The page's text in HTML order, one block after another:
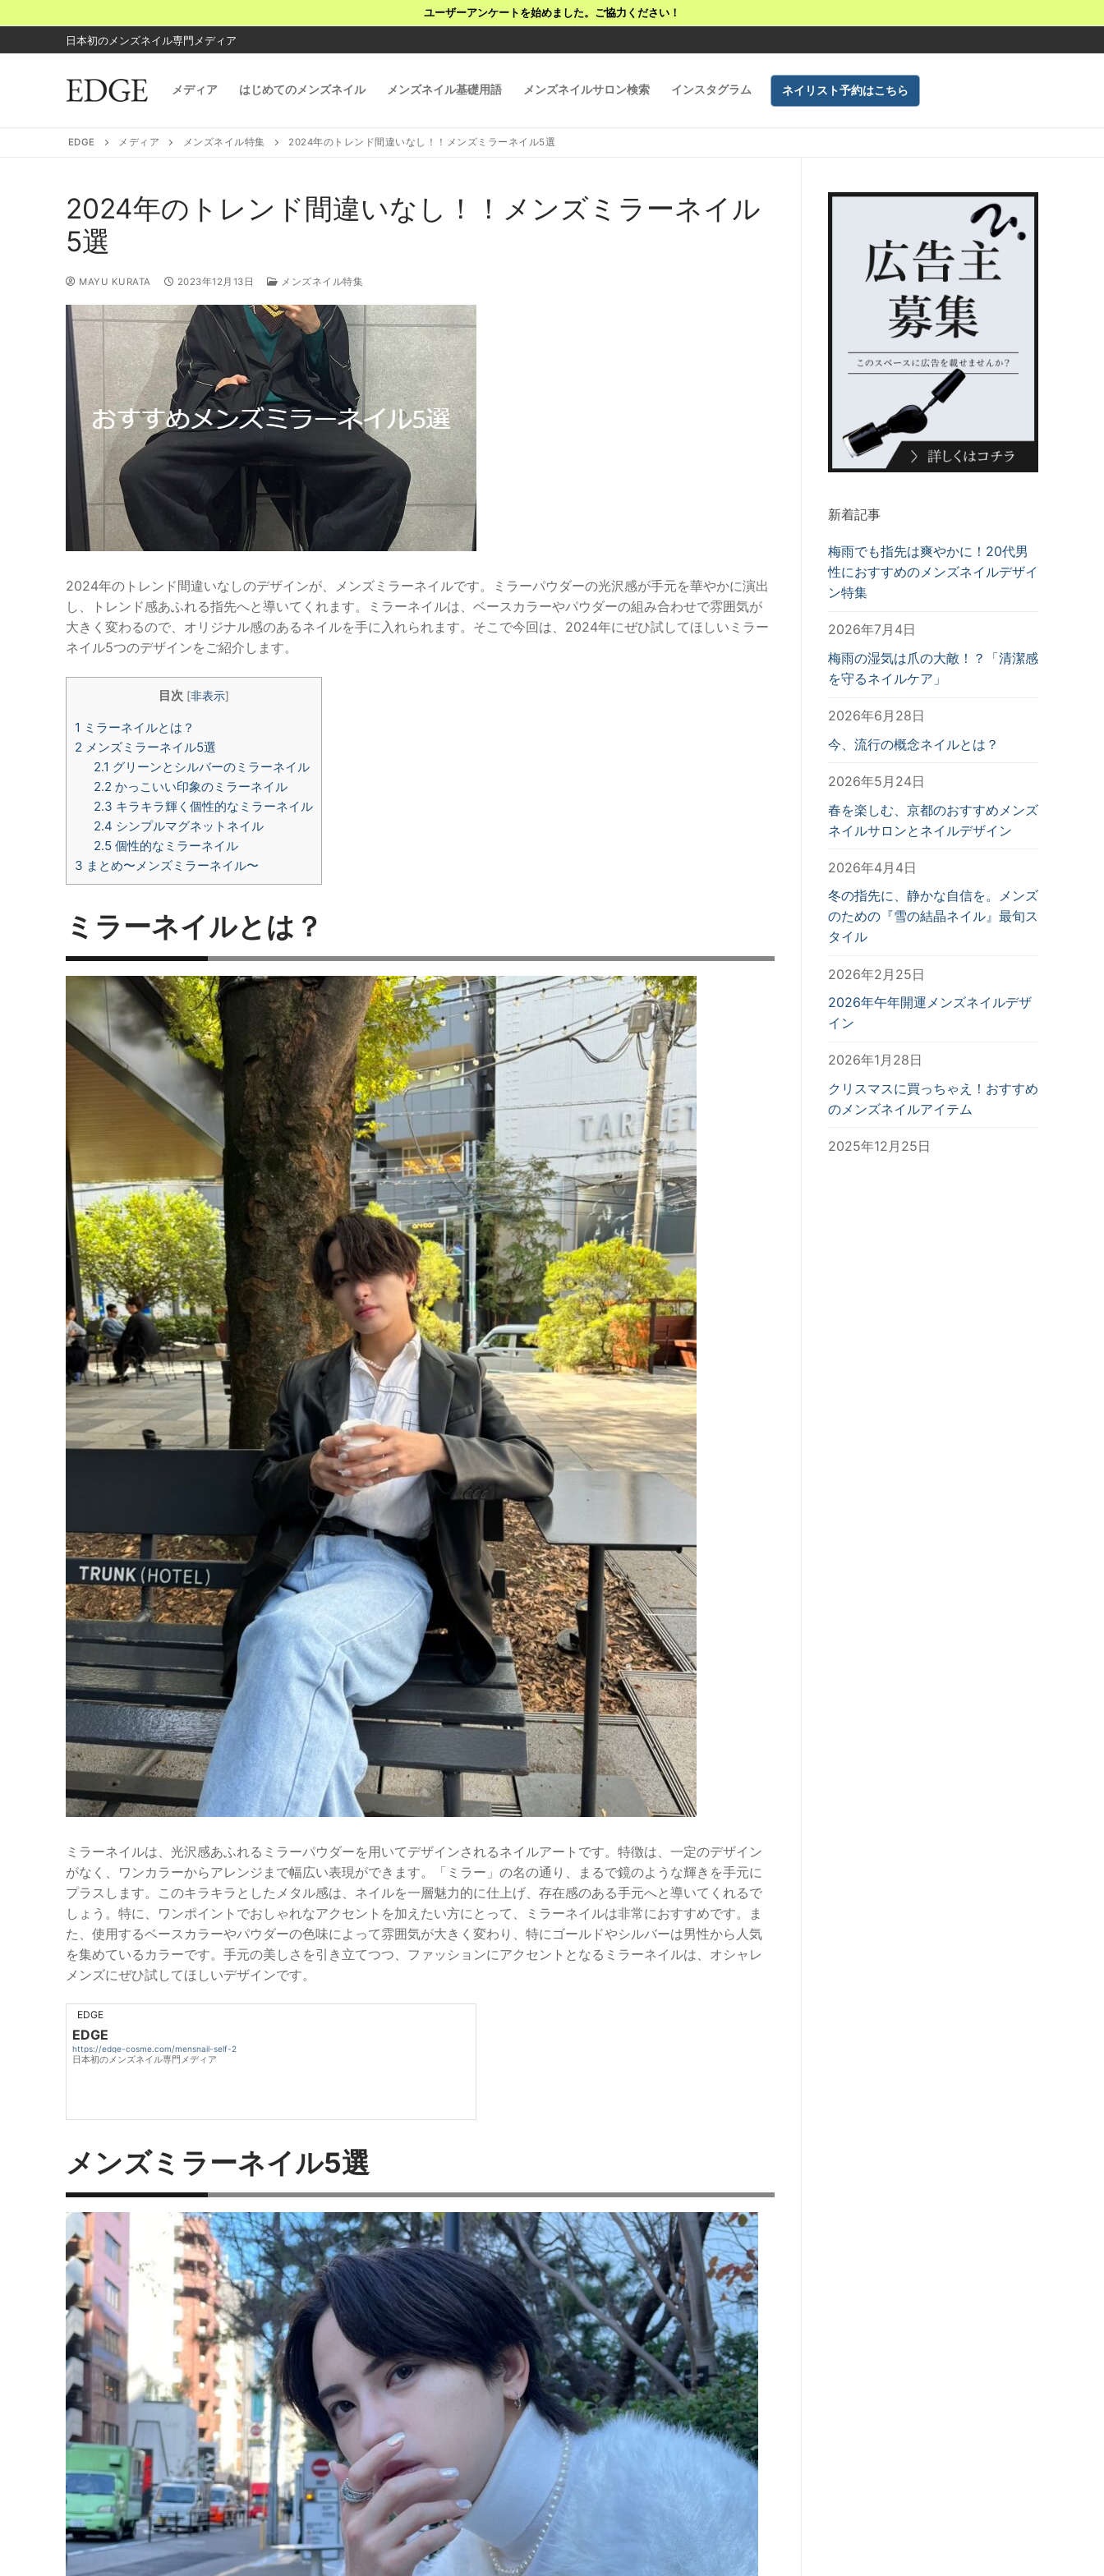
ン
テ
ユーザーアンケートを始めました。ご協力ください！
日本初のメンズネイル専門メディア
メディア はじめてのメンズネイル メンズネイル基礎用語 メンズネイルサロン検索 インスタグラム ネイリスト予約はこちら
EDGE メディア メンズネイル特集 2024年のトレンド間違いなし！！メンズミラーネイル5選
2024年のトレンド間違いなし！！メンズミラーネイル
5選
MAYU KURATA 2023年12月13日 メンズネイル特集
2024年のトレンド間違いなしのデザインが、メンズミラーネイルです。ミラーパウダーの光沢感が手元を華やかに演出
し、トレンド感あふれる指先へと導いてくれます。ミラーネイルは、ベースカラーやパウダーの組み合わせで雰囲気が
大きく変わるので、オリジナル感のあるネイルを手に入れられます。そこで今回は、2024年にぜひ試してほしいミラー
ネイル5つのデザインをご紹介します。
目次 [非表示]
1 ミラーネイルとは？
2 メンズミラーネイル5選
2.1 グリーンとシルバーのミラーネイル
2.2 かっこいい印象のミラーネイル
2.3 キラキラ輝く個性的なミラーネイル
2.4 シンプルマグネットネイル
2.5個性的なミラーネイル
3 まとめ〜メンズミラーネイル〜
ミラーネイルとは？
ミラーネイルは、光沢感あふれるミラーパウダーを用いてデザインされるネイルアートです。特徴は、一定のデザイン
がなく、ワンカラーからアレンジまで幅広い表現ができます。「ミラー」の名の通り、まるで鏡のような輝きを手元に
プラスします。このキラキラとしたメタル感は、ネイルを一層魅力的に仕上げ、存在感のある手元へと導いてくれるで
しょう。特に、ワンポイントでおしゃれなアクセントを加えたい方にとって、ミラーネイルは非常におすすめです。ま
た、使用するベースカラーやパウダーの色味によって雰囲気が大きく変わり、特にゴールドやシルバーは男性から人気
を集めているカラーです。手元の美しさを引き立てつつ、ファッションにアクセントとなるミラーネイルは、オシャレ
メンズにぜひ試してほしいデザインです。
EDGE
EDGE
https://edge-cosme.com/mensnail-self-2
日本初のメンズネイル専門メディア
メンズミラーネイル5選
新着記事
梅雨でも指先は爽やかに！20代男
性におすすめのメンズネイルデザイ
ン特集
2026年7月4日
梅雨の湿気は爪の大敵！？「清潔感
を守るネイルケア」
2026年6月28日
今、流行の概念ネイルとは？
2026年5月24日
春を楽しむ、京都のおすすめメンズ
ネイルサロンとネイルデザイン
2026年4月4日
冬の指先に、静かな自信を。メンズ
のための『雪の結晶ネイル』最旬ス
タイル
2026年2月25日
2026年午年開運メンズネイルデザ
イン
2026年1月28日
クリスマスに買っちゃえ！おすすめ
のメンズネイルアイテム
2025年12月25日